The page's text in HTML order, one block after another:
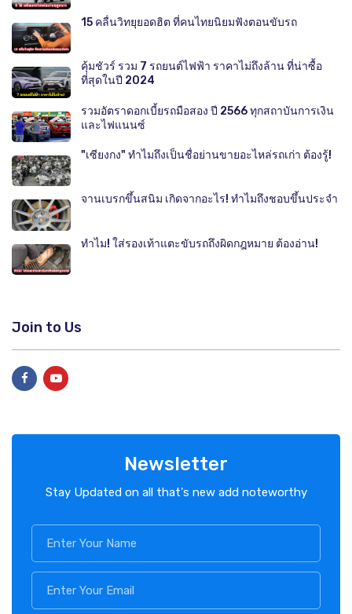
15 คลื่นวิทยุยอดฮิต ที่คนไทยนิยมฟังตอนขับรถ
คุ้มชัวร์ รวม 7 รถยนต์ไฟฟ้า ราคาไม่ถึงล้าน ที่น่าซื้อ
ที่สุดในปี 2024
รวมอัตราดอกเบี้ยรถมือสอง ปี 2566 ทุกสถาบันการเงิน
และไฟแนนซ์
"เซียงกง" ทำไมถึงเป็นชื่อย่านขายอะไหล่รถเก่า ต้องรู้!
จานเบรกขึ้นสนิม เกิดจากอะไร! ทำไมถึงชอบขึ้นประจำ
ทำไม! ใส่รองเท้าแตะขับรถถึงผิดกฎหมาย ต้องอ่าน!
Join to Us
Newsletter
Stay Updated on all that's new add noteworthy